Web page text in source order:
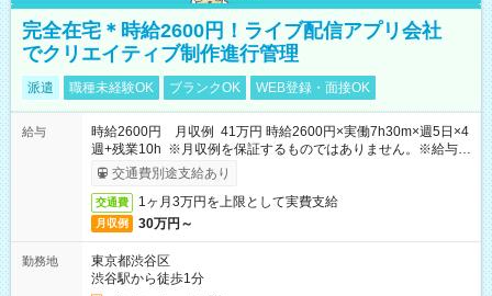
完全在宅＊時給2600円！ライブ配信アプリ会社
でクリエイティブ制作進行管理
派遣 職種未経験OK ブランクOK WEB登録・面接OK
給与
時給2600円 月収例 41万円 時給2600円×実働7h30m×週5日×4
週+残業10h ※月収例を保証するものではありません。※給与即
受取りサービス利用可（利用条件有）
交通費別途支給あり
交通費 1ヶ月3万円を上限として実費支給
月収例 30万円～
勤務地
東京都渋谷区
渋谷駅から徒歩1分